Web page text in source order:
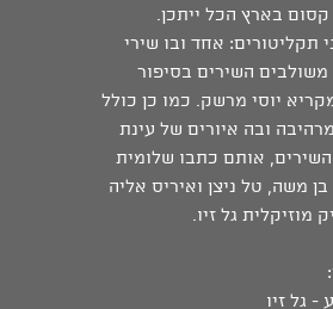
בארץ הכל ייתכן.
תקליטורים: אחד ובו שירי
משולבים השירים בסיפור
יוסי מרשק. כמו כן כולל
ובה איורים של עינת
השירים, אותם כתבו שלומית
משה, טל ניצן ואיריס אליה
מוזיקלית גל זיו.